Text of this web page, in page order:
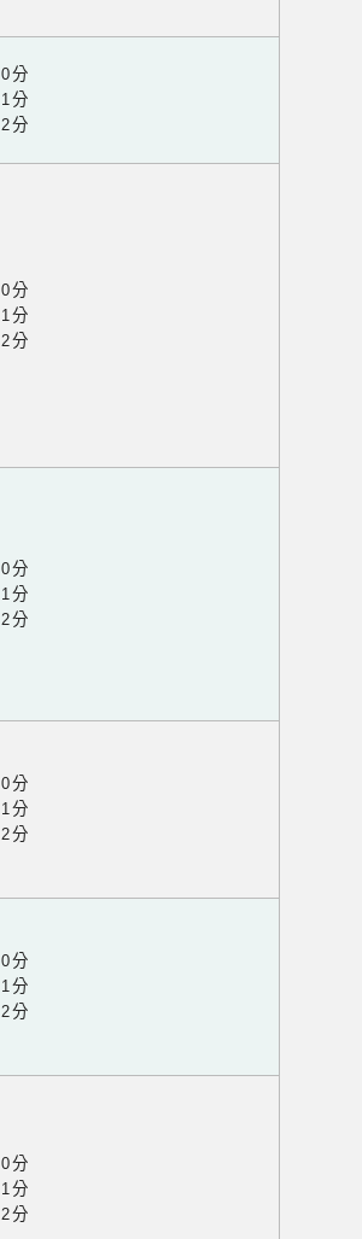
0分
1分
2分
0分
1分
2分
0分
1分
2分
0分
1分
2分
0分
1分
2分
0分
1分
2分